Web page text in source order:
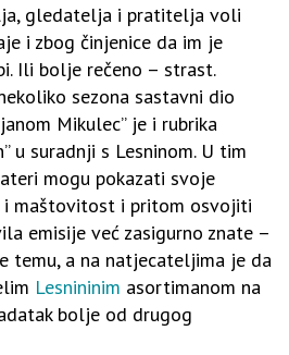
gledatelja i pratitelja voli
i zbog činjenice da im je
Ili bolje rečeno – strast.
sezona sastavni dio
Mikulec” je i rubrika
u suradnji s Lesninom. U tim
mogu pokazati svoje
maštovitost i pritom osvojiti
emisije već zasigurno znate –
temu, a na natjecateljima je da
Lesnininim asortimanom na
bolje od drugog